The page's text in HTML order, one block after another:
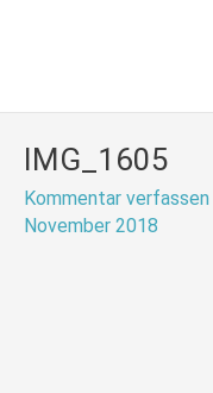
IMG_1605
Kommentar verfassen
November 2018